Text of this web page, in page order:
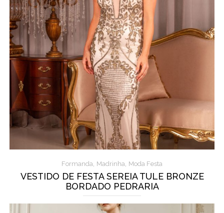
Formanda, Madrinha, Moda Festa
VESTIDO DE FESTA SEREIA TULE BRONZE
BORDADO PEDRARIA